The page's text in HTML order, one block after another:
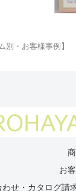
別・お客様事例】
お
わせ・カタログ請